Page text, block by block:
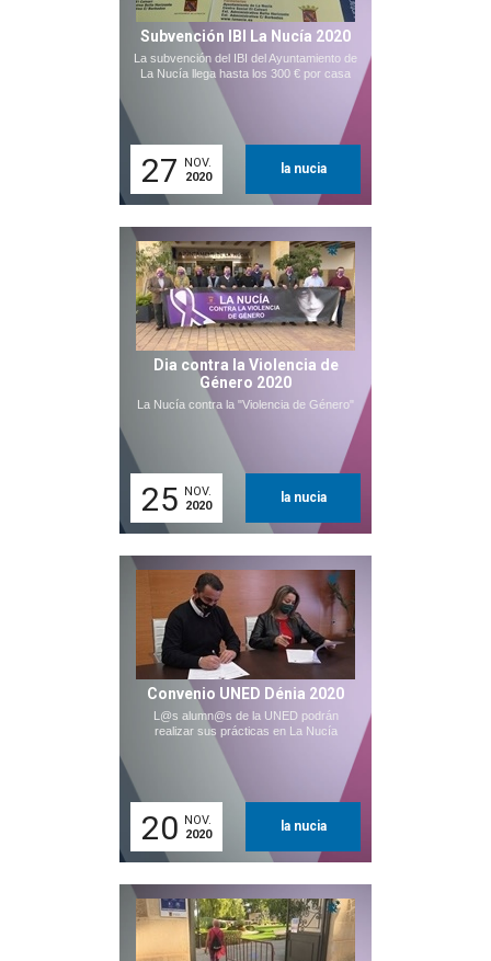
Subvención IBI La Nucía 2020
La subvención del IBI del Ayuntamiento de
La Nucía llega hasta los 300 € por casa
27
NOV.
2020
la nucia
Dia contra la Violencia de
Género 2020
La Nucía contra la "Violencia de Género"
25 NOV.
2020
la nucia
Convenio UNED Dénia 2020
L@s alumn@s de la UNED podrán
realizar sus prácticas en La Nucía
20 NOV.
2020
la nucia